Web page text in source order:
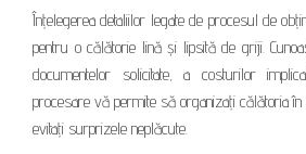
Înțelegerea detaliilor legate de procesul de
pentru o călătorie lină și lipsită de griji.
documentelor solicitate, a costurilor
procesare vă permite să organizați călătoria
evitați surprizele neplăcute.